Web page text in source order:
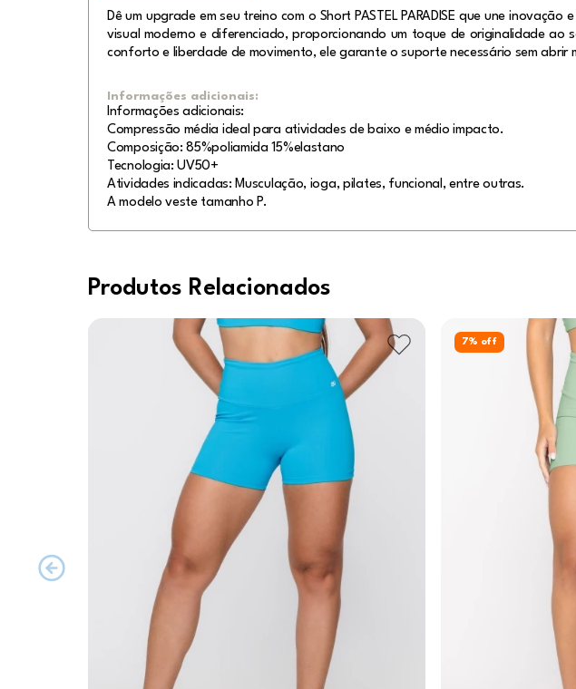
Dê um upgrade em seu treino com o Short PASTEL PARADISE que une
visual moderno e diferenciado, proporcionando um toque de originalidade ao
conforto e liberdade de movimento, ele garante o suporte necessário sem abrir
Informações adicionais:
Informações adicionais:
Compressão média ideal para atividades de baixo e médio impacto.
Composição: 85%poliamida 15%elastano
Tecnologia: UV50+
Atividades indicadas: Musculação, ioga, pilates, funcional, entre outras.
A modelo veste tamanho P.
Produtos Relacionados
7% off